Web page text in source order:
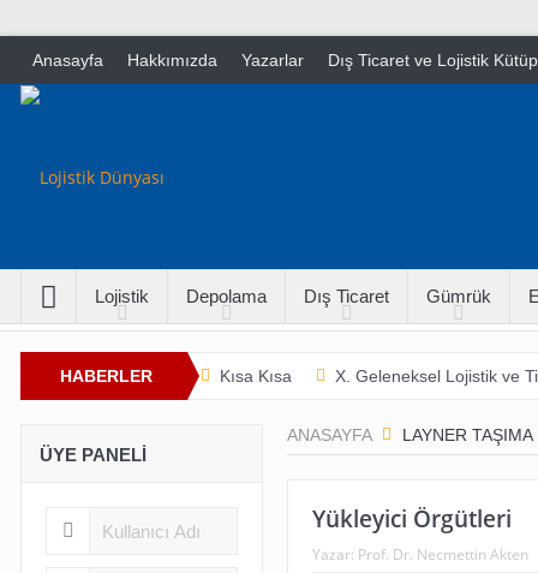
Anasayfa Hakkımızda Yazarlar Dış Ticaret ve Lojistik
Lojistik Depolama Dış Ticaret Gümrük
HABERLER Kısa Kısa X. Geleneksel Lojistik ve
ANASAYFA LAYNER TAŞIMA
Yükleyici Örgütleri
Yazar: Prof. Dr. Necmettin Akten
ÜYE PANELI